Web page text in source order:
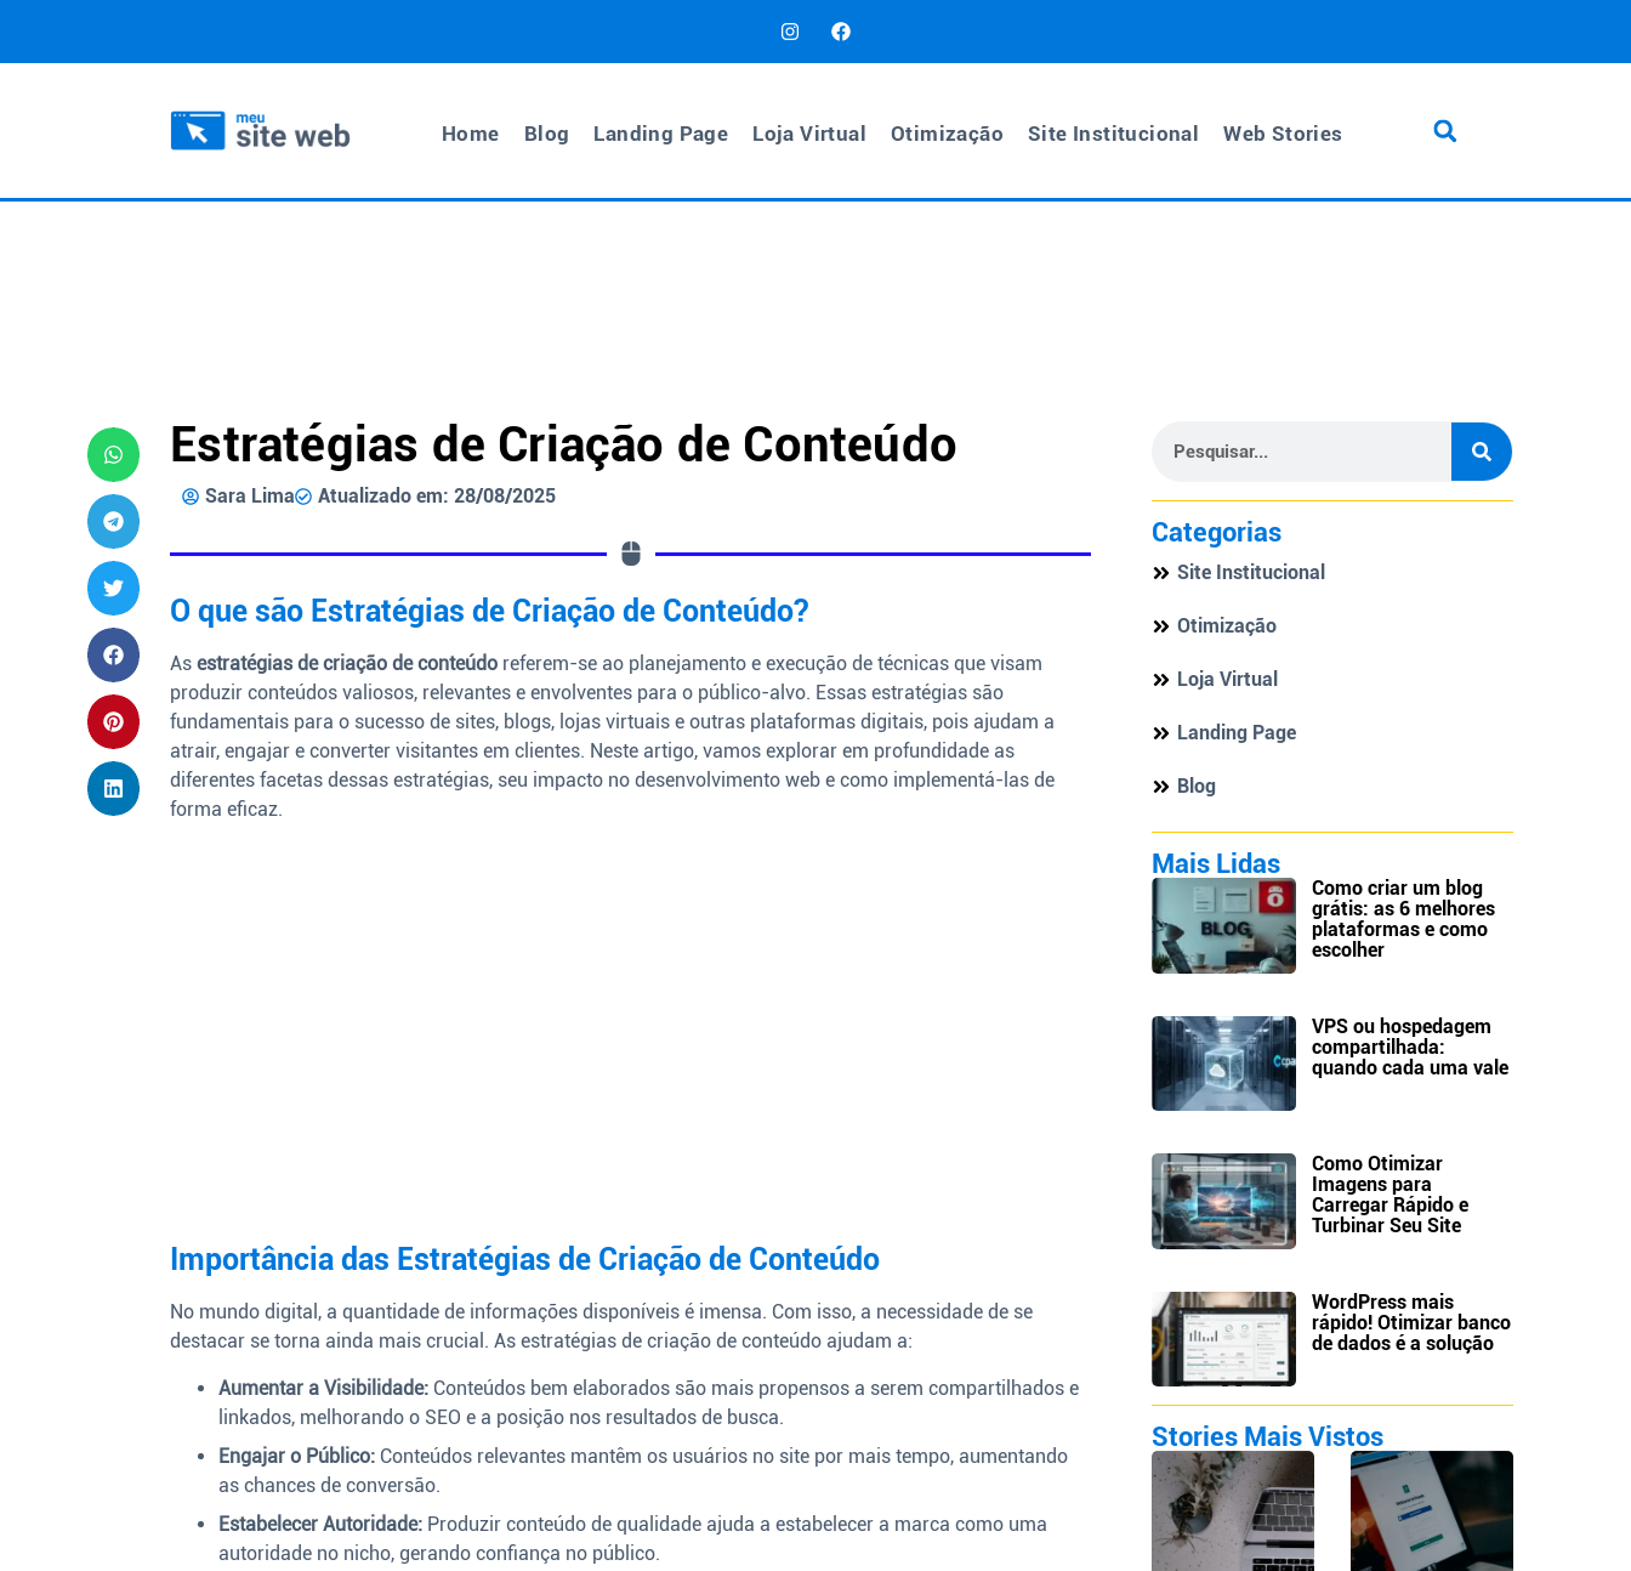
Home Blog Landing Page Loja Virtual Otimização Site Institucional Web Stories
Estratégias de Criação de Conteúdo
Sara Lima Atualizado em: 28/08/2025
O que são Estratégias de Criação de Conteúdo?
Asestratégias de criação de conteúdo referem-se ao planejamento e execução de técnicas que visam
produzir conteúdos valiosos, relevantes e envolventes para o público-alvo. Essas estratégias são
fundamentais para o sucesso de sites, blogs, lojas virtuais e outras plataformas digitais, pois ajudam a
atrair, engajar e converter visitantes em clientes. Neste artigo, vamos explorar em profundidade as
diferentes facetas dessas estratégias, seu impacto no desenvolvimento web e como implementá-las de
forma eficaz.
Importância das Estratégias de Criação de Conteúdo
No mundo digital, a quantidade de informações disponíveis é imensa. Com isso, a necessidade de se
destacar se torna ainda mais crucial. As estratégias de criação de conteúdo ajudam a:
Aumentar a Visibilidade: Conteúdos bem elaborados são mais propensos a serem compartilhados e
linkados, melhorando o SEO e a posição nos resultados de busca.
Engajar o Público: Conteúdos relevantes mantêm os usuários no site por mais tempo, aumentando
as chances de conversão.
Estabelecer Autoridade: Produzir conteúdo de qualidade ajuda a estabelecer a marca como uma
autoridade no nicho, gerando confiança no público.
Categorias
Site Institucional
Otimização
Loja Virtual
Landing Page
Blog
Mais Lidas
Como criar um blog
grátis: as 6 melhores
plataformas e como
escolher
VPS ou hospedagem
compartilhada:
quando cada uma vale
Como Otimizar
Imagens para
Carregar Rápido e
Turbinar Seu Site
WordPress mais
rápido! Otimizar banco
de dados é a solução
Stories Mais Vistos